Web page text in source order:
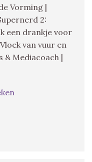
Vorming |
2:
een drankje voor
van vuur en
& Mediacoach |